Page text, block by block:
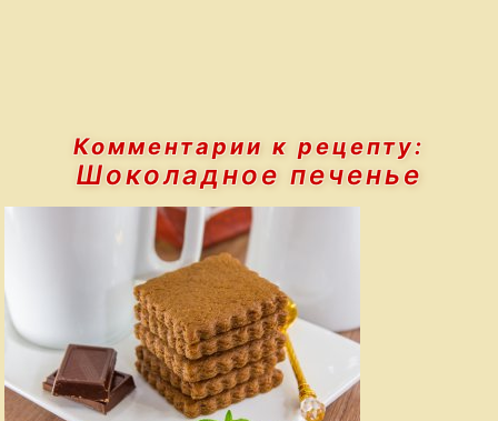
Комментарии к рецепту:
Шоколадное печенье